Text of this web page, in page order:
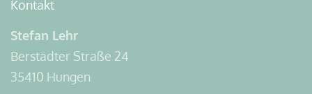
Kontakt
Stefan Lehr
Berstädter Straße 24
35410 Hungen